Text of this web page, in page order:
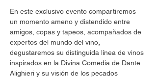
En este exclusivo evento compartiremos
un momento ameno y distendido entre
amigos, copas y tapeos, acompañados de
expertos del mundo del vino,
degustaremos su distinguida línea de vinos
inspirados en la Divina Comedia de Dante
Alighieri y su visión de los pecados